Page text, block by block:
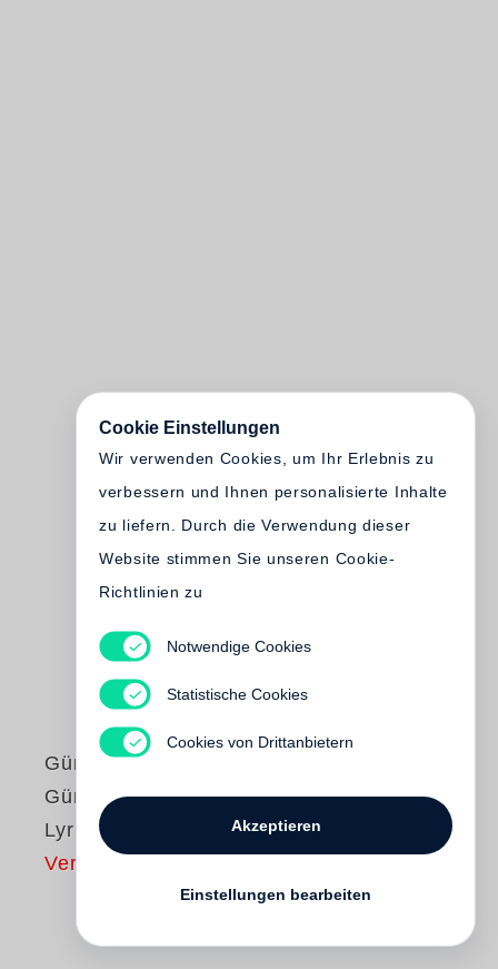
Günter Grass
Günter Grass liest
Lyrische Beute
Vergriffen
Cookie Einstellungen
Wir verwenden Cookies, um Ihr Erlebnis zu
verbessern und Ihnen personalisierte Inhalte
zu liefern. Durch die Verwendung dieser
Website stimmen Sie unseren Cookie-
Richtlinien zu
Notwendige Cookies
Statistische Cookies
Cookies von Drittanbietern
Akzeptieren
Einstellungen bearbeiten